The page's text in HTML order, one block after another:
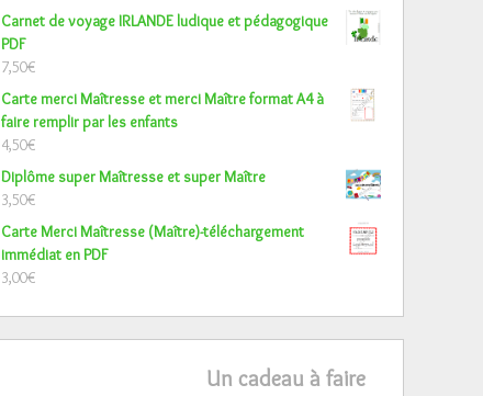
Carnet de voyage IRLANDE ludique et pédagogique
PDF
7,50€
Carte merci Maîtresse et merci Maître format A4 à
faire remplir par les enfants
4,50€
Diplôme super Maîtresse et super Maître
3,50€
Carte Merci Maîtresse (Maître)-téléchargement
immédiat en PDF
3,00€
Un cadeau à faire